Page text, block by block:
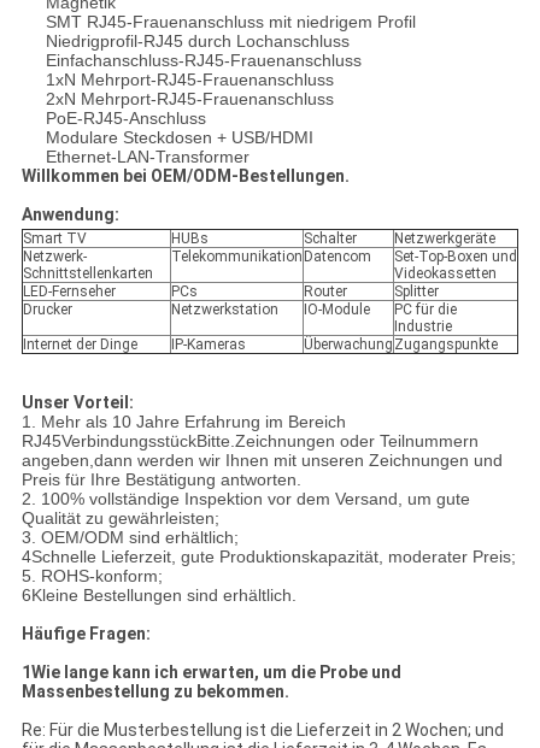
SMT RJ45-Frauenanschluss mit niedrigem Profil
Niedrigprofil-RJ45 durch Lochanschluss
Einfachanschluss-RJ45-Frauenanschluss
1xN Mehrport-RJ45-Frauenanschluss
2xN Mehrport-RJ45-Frauenanschluss
PoE-RJ45-Anschluss
Modulare Steckdosen + USB/HDMI
Ethernet-LAN-Transformer
Willkommen bei OEM/ODM-Bestellungen.
Anwendung:
Smart TV HUBs Schalter
Netzwerkgeräte
Netzwerk-
Schnittstellenkarten
Telekommunikation Datencom
Set-Top-Boxen und
Videokassetten
LED-Fernseher
PCs Router
Splitter
Drucker
Netzwerkstation IO-Module
PC für die
Industrie
Internet der Dinge
IP-Kameras Überwachung Zugangspunkte
Unser Vorteil:
1. Mehr als 10 Jahre Erfahrung im Bereich
RJ45VerbindungsstückBitte.Zeichnungen oder Teilnummern
angeben,dann werden wir Ihnen mit unseren Zeichnungen und
Preis für Ihre Bestätigung antworten.
2. 100% vollständige Inspektion vor dem Versand, um gute
Qualität zu gewährleisten;
3. OEM/ODM sind erhältlich;
4Schnelle Lieferzeit, gute Produktionskapazität, moderater Preis;
5. ROHS-konform;
6Kleine Bestellungen sind erhältlich.
Häufige Fragen:
1Wie lange kann ich erwarten, um die Probe und
Massenbestellung zu bekommen.
Re: Für die Musterbestellung ist die Lieferzeit in 2 Wochen; und